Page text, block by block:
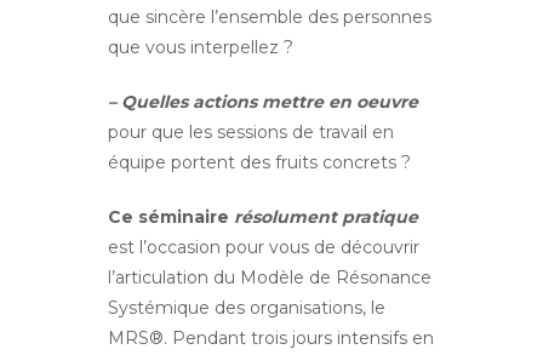
que sincère l’ensemble des personnes
que vous interpellez ?
– Quelles actions mettre en oeuvre
pour que les sessions de travail en
équipe portent des fruits concrets ?
Ce séminaire résolument pratique
est l’occasion pour vous de découvrir
l’articulation du Modèle de Résonance
Systémique des organisations, le
MRS®. Pendant trois jours intensifs en